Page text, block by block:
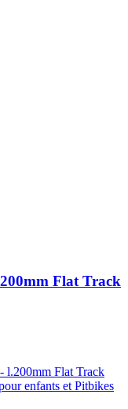
Flat Track
l.200mm Flat Track
enfants et Pitbikes